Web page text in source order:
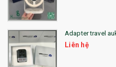
QUÀ TẶNG HỘI THẢO
QUÀ TẶNG CÔNG NGHỆ
SẢN PHẨM ĐÃ THỰC HIỆN
Adapter travel
Liên hệ